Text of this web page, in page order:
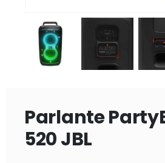
Parlante
520 JBL